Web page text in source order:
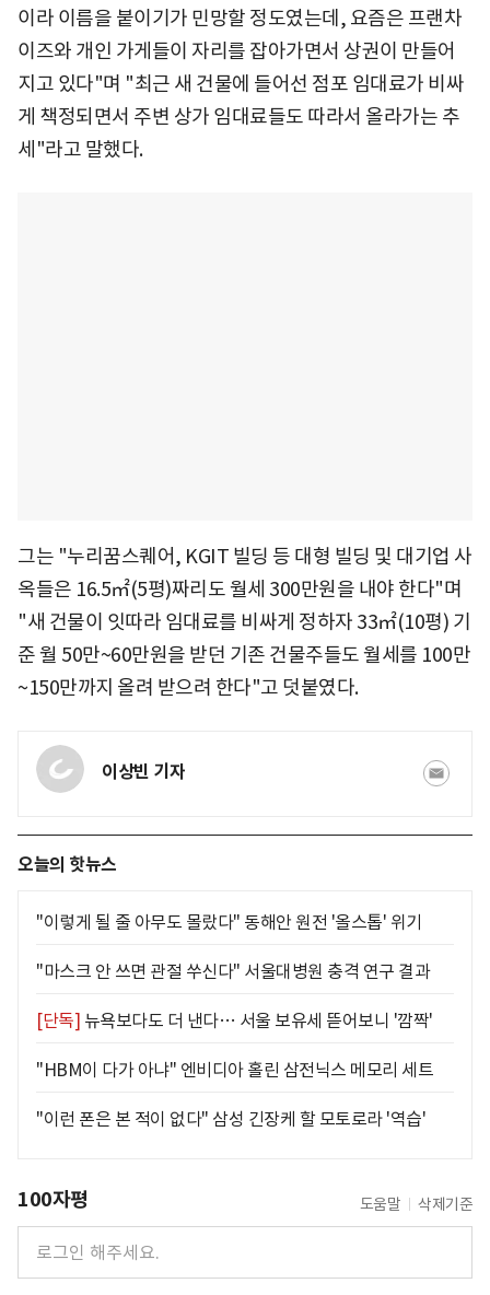
이라 이름을 붙이기가 민망할 정도였는데, 요즘은 프랜차
이즈와 개인 가게들이 자리를 잡아가면서 상권이 만들어
지고 있다"며 "최근 새 건물에 들어선 점포 임대료가 비싸
게 책정되면서 주변 상가 임대료들도 따라서 올라가는 추
세"라고 말했다.
그는 "누리꿈스퀘어, KGIT 빌딩 등 대형 빌딩 및 대기업 사
옥들은 16.5㎡(5평)짜리도 월세 300만원을 내야 한다"며
"새 건물이 잇따라 임대료를 비싸게 정하자 33㎡(10평) 기
준 월 50만~60만원을 받던 기존 건물주들도 월세를 100만
~150만까지 올려 받으려 한다"고 덧붙였다.
이상빈 기자
오늘의 핫뉴스
"이렇게 될 줄 아무도 몰랐다" 동해안 원전 '올스톱' 위기
"마스크 안 쓰면 관절 쑤신다" 서울대병원 충격 연구 결과
[단독] 뉴욕보다도 더 낸다… 서울 보유세 뜯어보니 '깜짝'
"HBM이 다가 아냐" 엔비디아 홀린 삼전닉스 메모리 세트
"이런 폰은 본 적이 없다" 삼성 긴장케 할 모토로라 '역습'
100자평 도움말 삭제기준